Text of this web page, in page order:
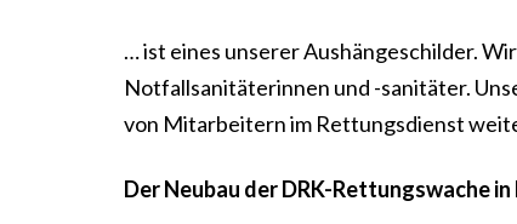
… ist eines unserer Aushängeschilder.
Notfallsanitäterinnen und -sanitäter.
von Mitarbeitern im Rettungsdienst
Der Neubau der DRK-Rettungswache